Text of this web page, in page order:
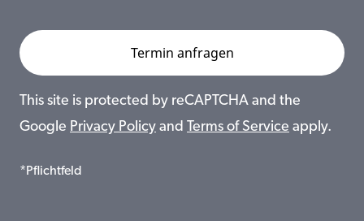
This site is protected by reCAPTCHA and the
Google Privacy Policy and Terms of Service apply.
*Pflichtfeld